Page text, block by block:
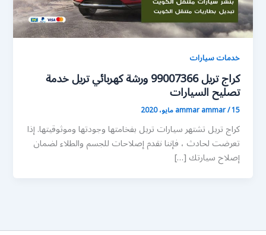
خدمات سيارات
كراج تريل 99007366 ورشة كهربائي تريل خدمة
تصليح السيارات
ammar ammar/15 مايو، 2020
كراج تريل تشتهر سيارات تريل بفخامتها وجودتها وموثوقيتها. إذا
تعرضت لحادث ، فإننا نقدم إصلاحات للجسم والطلاء لضمان
إصلاح سيارتك […]